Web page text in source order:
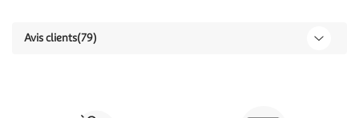
Avis clients(79)